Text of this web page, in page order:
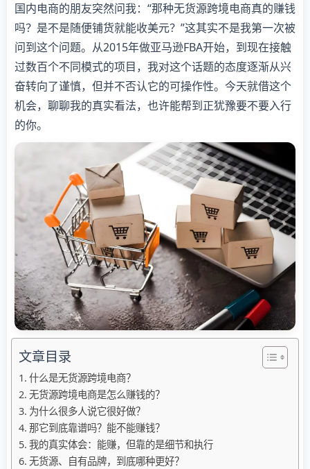
国内电商的朋友突然问我：“那种无货源跨境电商真的赚钱
吗？是不是随便铺货就能收美元？”这其实不是我第一次被
问到这个问题。从2015年做亚马逊FBA开始，到现在接触
过数百个不同模式的项目，我对这个话题的态度逐渐从兴
奋转向了谨慎，但并不否认它的可操作性。今天就借这个
机会，聊聊我的真实看法，也许能帮到正犹豫要不要入行
的你。
文章目录
什么是无货源跨境电商？
无货源跨境电商是怎么赚钱的？
为什么很多人说它很好做？
那它到底靠谱吗？能不能赚钱？
我的真实体会：能赚，但靠的是细节和执行
无货源、自有品牌，到底哪种更好？